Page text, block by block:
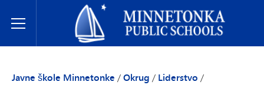
Toggle Menu
Javne škole Minnetonke
Javne škole Minnetonke /Okrug / Liderstvo /